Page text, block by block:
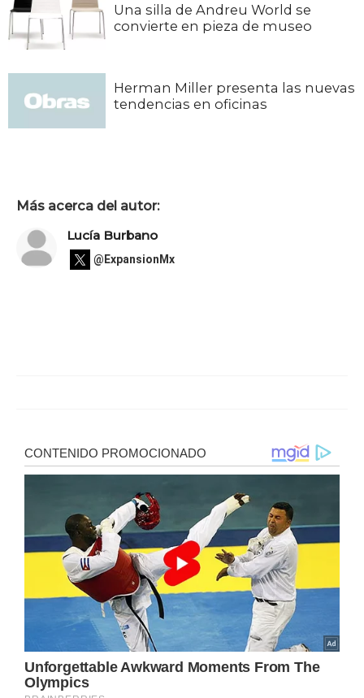
Una silla de Andreu World se
convierte en pieza de museo
Herman Miller presenta las nuevas
tendencias en oficinas
Más acerca del autor:
Lucía Burbano
@ExpansionMx